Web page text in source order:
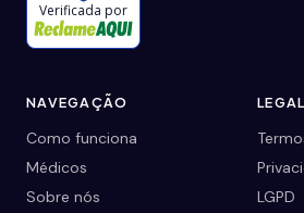
Verificada por
NAVEGAÇÃO
Como funciona
Médicos
Sobre nós
LEGAL
LGPD